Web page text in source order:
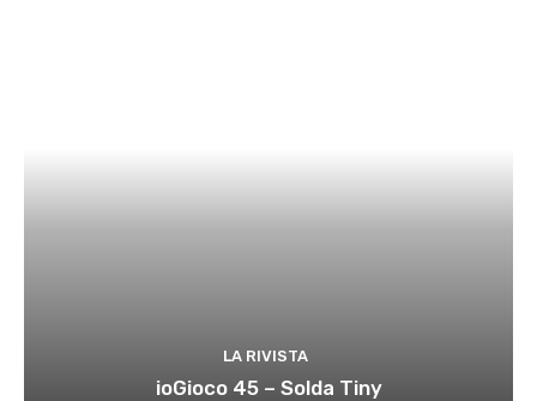
LA RIVISTA
ioGioco 45 – Solda Tiny